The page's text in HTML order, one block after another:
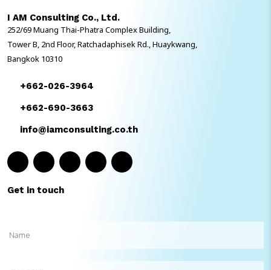
สรรหาบุคลากรที่มีคุณภาพได้อย่างรวดเร็วและตรงตามความต้องการ รวมถึง
จัดการฝึกอบรมพนักงานได้อย่างมีมีประสิทธิภาพมากขึ้น ส่งเสริมการพัฒนา
ศักยภาพของบุคลากรอย่างต่อเนื่องและครอบคลุมทุกด้าน ซึ่งสอดคล้องกับ
บริหารทรัพยากรมนุษย์ ให้ก้าวทันความเปลี่ยนแปลงในยุคดิจิทัล โครงการนี้
กับจุฬาลงกรณ์มหาวิทยาลัยใครั้งนี้ จะสำเร็จและถึงจุดหมายที่ตั้งใจไว้ได้ตาม
I AM Consulting Co., Ltd.
252/69 Muang Thai-Phatra Complex Building,
Tower B, 2nd Floor, Ratchadaphisek Rd., Huaykwang,
Bangkok 10310
+662-026-3964
+662-690-3663
info@iamconsulting.co.th
Get in touch